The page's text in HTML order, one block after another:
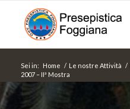
Sei in: Home / Le nostre Attività /
2007 – IIª Mostra